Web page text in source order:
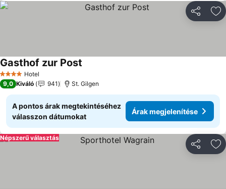
4 KategóriaHotel
Gasthof zur Post
9,0 Kiváló 941 St. Gilgen
A pontos árak megtekintéséhez
válasszon dátumokat
Árak megjelenítése
Népszerű választás